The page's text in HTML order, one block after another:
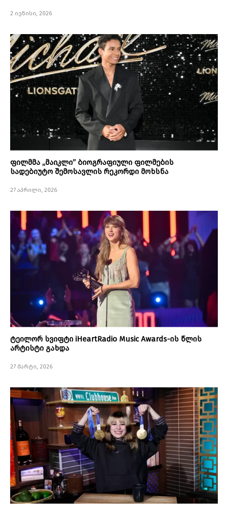
2 ივნისი, 2026
ფილმმა „მაიკლი” ბიოგრაფიული ფილმების
სადებიუტო შემოსავლის რეკორდი მოხსნა
27 აპრილი, 2026
ტეილორ სვიფტი iHeartRadio Music Awards-ის წლის
არტისტი გახდა
27 მარტი, 2026